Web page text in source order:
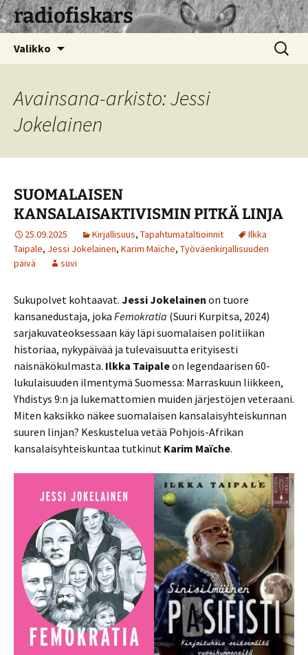
radiofiskars
Valikko Haku:
Avainsana-arkisto: Jessi
Jokelainen
SUOMALAISEN
KANSALAISAKTIVISMIN PITKÄ LINJA
25.09.2025 Kirjallisuus, Tapahtumataltioinnit
Ilkka
Taipale, Jessi Jokelainen, Karim Maïche, Työväenkirjallisuuden
päivä
suvi
Sukupolvet kohtaavat. Jessi Jokelainen on tuore
kansanedustaja, joka Femokratia (Suuri Kurpitsa, 2024)
sarjakuvateoksessaan käy läpi suomalaisen politiikan
historiaa, nykypäivää ja tulevaisuutta erityisesti
naisnäkökulmasta. Ilkka Taipaleon legendaarisen 60-
lukulaisuuden ilmentymä Suomessa: Marraskuun liikkeen,
Yhdistys 9:n ja lukemattomien muiden järjestöjen veteraani.
Miten kaksikko näkee suomalaisen kansalaisyhteiskunnan
suuren linjan? Keskustelua vetää Pohjois-Afrikan
kansalaisyhteiskuntaa tutkinut Karim Maïche.